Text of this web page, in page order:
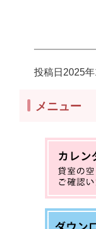
投稿日 2025
メニュー